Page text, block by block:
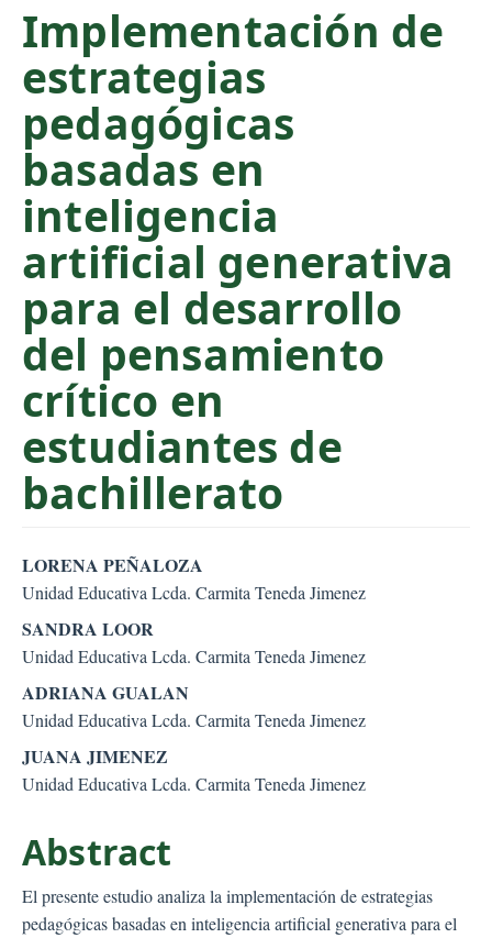
e
n
t
i
d
e
b
r
Implementación de
estrategias
pedagógicas
basadas en
inteligencia
artificial generativa
para el desarrollo
del pensamiento
crítico en
estudiantes de
bachillerato
LORENA PEÑALOZA
Unidad Educativa Lcda. Carmita Teneda Jimenez
SANDRA LOOR
Unidad Educativa Lcda. Carmita Teneda Jimenez
ADRIANA GUALAN
Unidad Educativa Lcda. Carmita Teneda Jimenez
JUANA JIMENEZ
Unidad Educativa Lcda. Carmita Teneda Jimenez
Abstract
El presente estudio analiza la implementación de estrategias
pedagógicas basadas en inteligencia artificial generativa para el